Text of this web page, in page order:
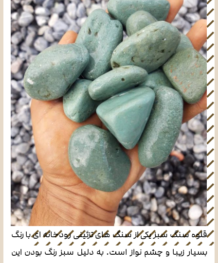
قلوه سنگ سبز یکی از سنگ های تزئینی رودخانه ای با رنگ
بسیار زیبا و چشم نواز است. به دلیل سبز رنگ بودن این